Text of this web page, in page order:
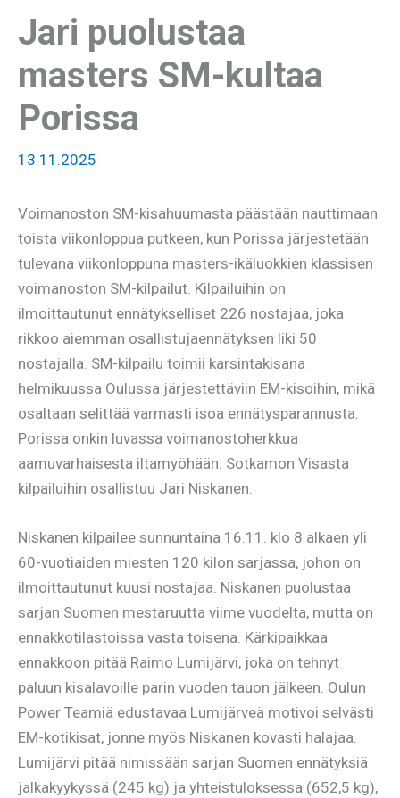
Jari puolustaa
masters SM-kultaa
Porissa
13.11.2025
Voimanoston SM-kisahuumasta päästään nauttimaan
toista viikonloppua putkeen, kun Porissa järjestetään
tulevana viikonloppuna masters-ikäluokkien klassisen
voimanoston SM-kilpailut. Kilpailuihin on
ilmoittautunut ennätykselliset 226 nostajaa, joka
rikkoo aiemman osallistujaennätyksen liki 50
nostajalla. SM-kilpailu toimii karsintakisana
helmikuussa Oulussa järjestettäviin EM-kisoihin, mikä
osaltaan selittää varmasti isoa ennätysparannusta.
Porissa onkin luvassa voimanostoherkkua
aamuvarhaisesta iltamyöhään. Sotkamon Visasta
kilpailuihin osallistuu Jari Niskanen.
Niskanen kilpailee sunnuntaina 16.11. klo 8 alkaen yli
60-vuotiaiden miesten 120 kilon sarjassa, johon on
ilmoittautunut kuusi nostajaa. Niskanen puolustaa
sarjan Suomen mestaruutta viime vuodelta, mutta on
ennakkotilastoissa vasta toisena. Kärkipaikkaa
ennakkoon pitää Raimo Lumijärvi, joka on tehnyt
paluun kisalavoille parin vuoden tauon jälkeen. Oulun
Power Teamiä edustavaa Lumijärveä motivoi selvästi
EM-kotikisat, jonne myös Niskanen kovasti halajaa.
Lumijärvi pitää nimissään sarjan Suomen ennätyksiä
jalkakyykyssä (245 kg) ja yhteistuloksessa (652,5 kg),